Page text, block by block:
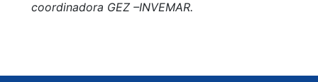
coordinadora GEZ –INVEMAR.